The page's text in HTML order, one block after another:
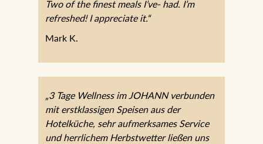
Two of the finest meals I’ve- had. I’m
refreshed! I appreciate it.“
Mark K.
„3 Tage Wellness im JOHANN verbunden
mit erstklassigen Speisen aus der
Hotelküche, sehr aufmerksames Service
und herrlichem Herbstwetter ließen uns